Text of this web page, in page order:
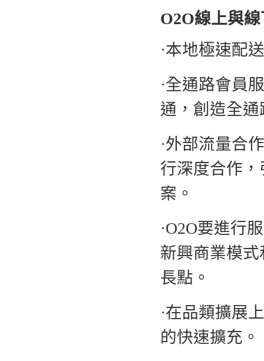
O2O線上與
·本地極速配
·全通路會員
通，創造全
·外部流量合
行深度合作
案。
·O2O要進行
新興商業模
長點。
·在品類擴展
的快速擴充。